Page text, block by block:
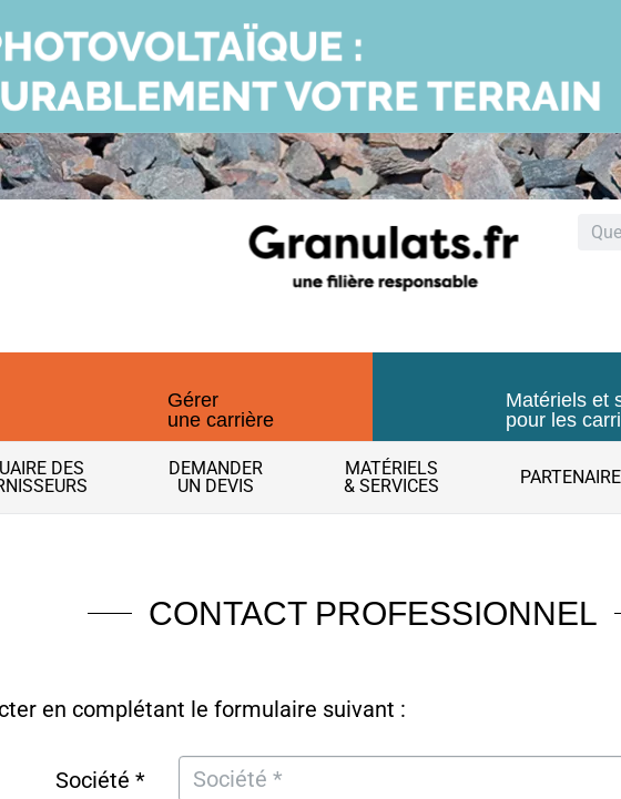
Gérer
une carrière
Matériels et
pour les
DES
DEMANDER
UN DEVIS
MATÉRIELS
& SERVICES
CONTACT PROFESSIONNEL
en complétant le formulaire suivant :
Société *